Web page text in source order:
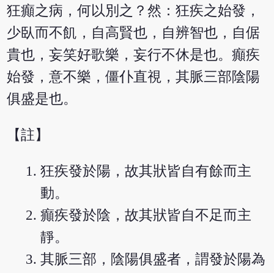
狂癲之病，何以別之？然：狂疾之始發，
少臥而不飢，自高賢也，自辨智也，自倨
貴也，妄笑好歌樂，妄行不休是也。癲疾
始發，意不樂，僵仆直視，其脈三部陰陽
俱盛是也。
【註】
狂疾發於陽，故其狀皆自有餘而主
動。
癲疾發於陰，故其狀皆自不足而主
靜。
其脈三部，陰陽俱盛者，謂發於陽為